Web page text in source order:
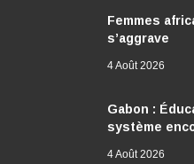
Femmes
s’aggrave
4 Août 2026
Gabon :
système
4 Août 2026